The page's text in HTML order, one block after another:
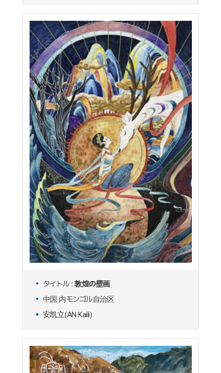
タイトル : 敦煌の壁画
中国 内モンゴル自治区
安凯立(AN Kaili)